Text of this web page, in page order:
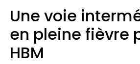
Une voie
en pleine fièvre
HBM